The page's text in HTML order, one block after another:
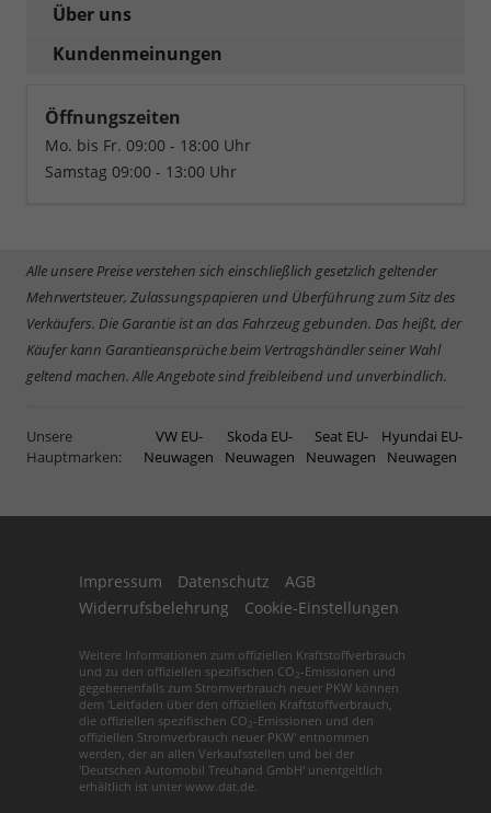
Über uns
Kundenmeinungen
Öffnungszeiten
Mo. bis Fr. 09:00 - 18:00 Uhr
Samstag 09:00 - 13:00 Uhr
Alle unsere Preise verstehen sich einschließlich gesetzlich geltender
Mehrwertsteuer, Zulassungspapieren und Überführung zum Sitz des
Verkäufers. Die Garantie ist an das Fahrzeug gebunden. Das heißt, der
Käufer kann Garantieansprüche beim Vertragshändler seiner Wahl
geltend machen. Alle Angebote sind freibleibend und unverbindlich.
Unsere
Hauptmarken:
VW EU-
Neuwagen
Skoda EU-
Neuwagen
Seat EU-
Neuwagen
Hyundai EU-
Neuwagen
Impressum Datenschutz
AGB
Widerrufsbelehrung
Cookie-Einstellungen
Weitere Informationen zum offiziellen Kraftstoffverbrauch
und zu den offiziellen spezifischen CO2 -Emissionen und
gegebenenfalls zum Stromverbrauch neuer PKW können
dem 'Leitfaden über den offiziellen Kraftstoffverbrauch,
die offiziellen spezifischen CO2 -Emissionen und den
offiziellen Stromverbrauch neuer PKW' entnommen
werden, der an allen Verkaufsstellen und bei der
'Deutschen Automobil Treuhand GmbH' unentgeltlich
erhältlich ist unter www.dat.de.